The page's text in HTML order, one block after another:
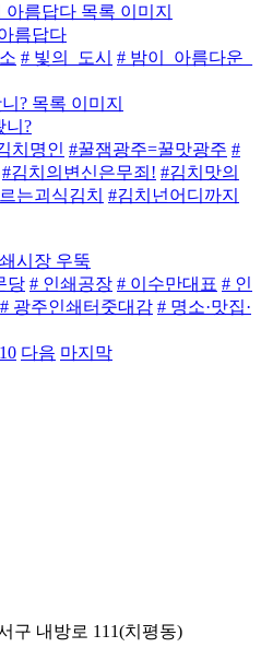
름답다
# 빛의_도시
?
치명인
#김치의변신은무죄! #김치맛의
는괴식김치 #김치넌어디까지
당 # 인쇄공장
# 광주인쇄터줏대감 # 명소·맛집·
구 내방로 111(치평동)